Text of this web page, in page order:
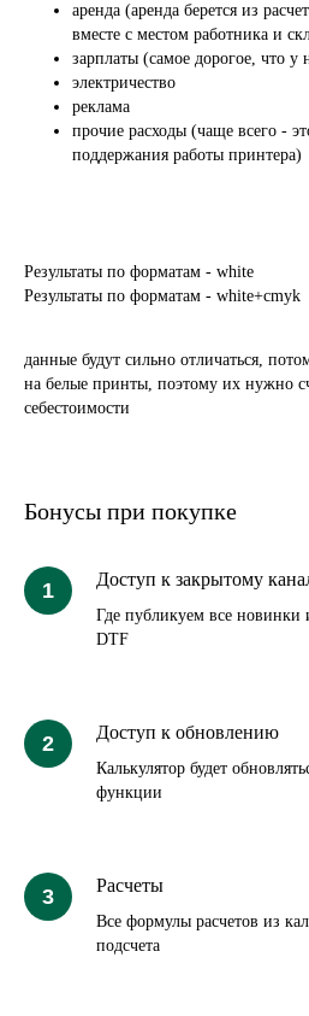
аренда (аренда берется из
вместе с местом работника и
зарплаты (самое дорогое, что у
электричество
реклама
прочие расходы (чаще всего -
поддержания работы принтера)
Результаты по форматам - white
Результаты по форматам - white+cmyk
данные будут сильно отличаться,
на белые принты, поэтому их нужно
себестоимости
Бонусы при покупке
Доступ к закрытому
Где публикуем все
DTF
Доступ к обновлению
Калькулятор будет
функции
Расчеты
Все формулы расчетов из
подсчета
СВЯЖИТЕСЬ С НАМИ
TELEGRAM
персональных данных и соглашаюсь
Оправить
с нами любым удобным способом
Подписаться на рассылку!